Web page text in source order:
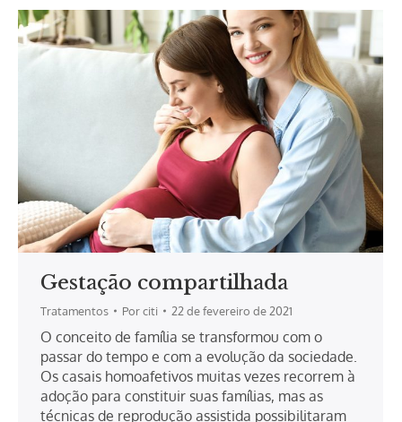
Gestação compartilhada
Tratamentos Porciti 22 de fevereiro de 2021
O conceito de família se transformou com o
passar do tempo e com a evolução da sociedade.
Os casais homoafetivos muitas vezes recorrem à
adoção para constituir suas famílias, mas as
técnicas de reprodução assistida possibilitaram